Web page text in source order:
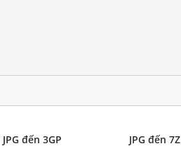
JPG đến 3GP JPG đến 7Z